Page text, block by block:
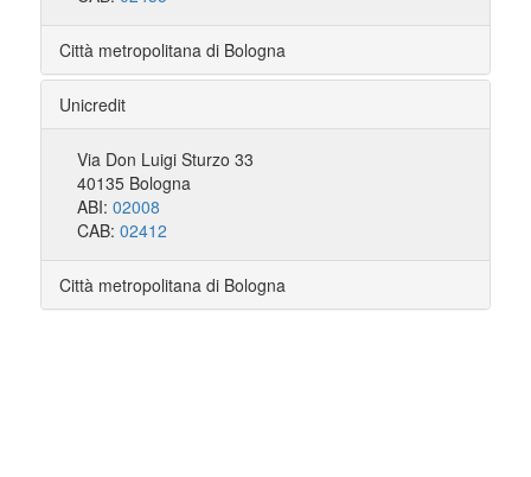
Città metropolitana di Bologna
Unicredit
Via Don Luigi Sturzo 33
40135 Bologna
ABI: 02008
CAB: 02412
Città metropolitana di Bologna